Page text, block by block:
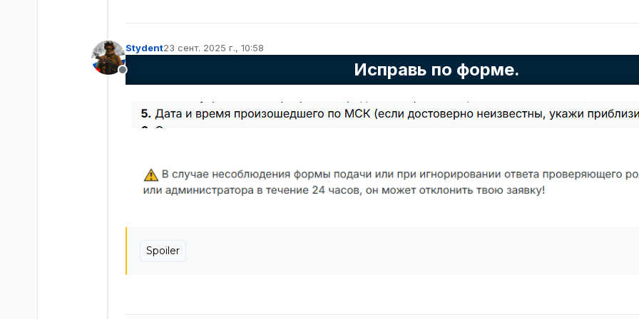
Не в сети
Stydent23 сент. 2025 г., 10:58
отредактировано
Исправь по форме.
Spoiler